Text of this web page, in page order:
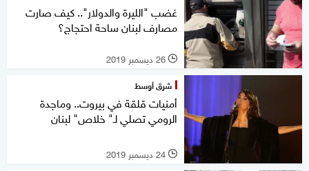
غضب "الليرة والدولار".. كيف صارت
مصارف لبنان ساحة احتجاج؟
l 26 ديسمبر 2019
شرق أوسط
أمنيات قلقة في بيروت.. وماجدة
الرومي تصلي لـ" خلاص" لبنان
l 24 ديسمبر 2019